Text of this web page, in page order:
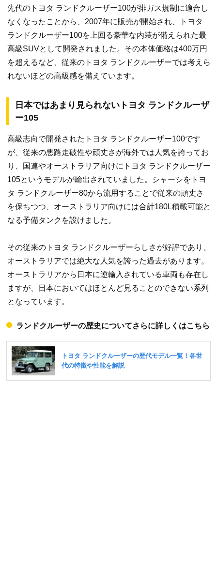
先代のトヨタ ランドクルーザー100が排ガス規制に適合し
なくなったことから、2007年に販売が開始され、トヨタ
ランドクルーザー100を上回る豪華な内装が備えられた最
高級SUVとして開発されました。その本体価格は400万円
を超えるなど、従来のトヨタ ランドクルーザーでは考えら
れないほどの高級感を備えています。
日本ではあまり見られないトヨタ ランドクルーザ
ー105
高級志向で開発されたトヨタ ランドクルーザー100です
が、従来の悪路走破性や頑丈さが海外では人気を誇ってお
り、国連やオーストラリア向けにトヨタ ランドクルーザー
105というモデルが輸出されていました。シャーシをトヨ
タ ランドクルーザー80から流用することで従来の頑丈さ
を保ちつつ、オーストラリア向けには合計180L積載可能と
なる予備タンクを設けました。
その従来のトヨタ ランドクルーザーらしさが好評であり、
オーストラリアでは絶大な人気を誇った過去があります。
オーストラリアから日本に逆輸入されている車両も存在し
ますが、日本においてはほとんど見ることのできない系列
となっています。
ランドクルーザーの歴史についてさらに詳しくはこちら